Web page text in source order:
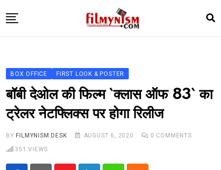
to
TELEVISION
BHOJPURI
NEWS ABTAK
STARRY SIDES
BOX OFFICE FIRST LOOK & POSTER
बॉबी देओल की फिल्म `क्लास ऑफ 83` का
ट्रेलर नेटफ्लिक्स पर होगा रिलीज
BY FILMYNISM DESK AUGUST 6, 2020 0 COMMENTS
351 VIEWS